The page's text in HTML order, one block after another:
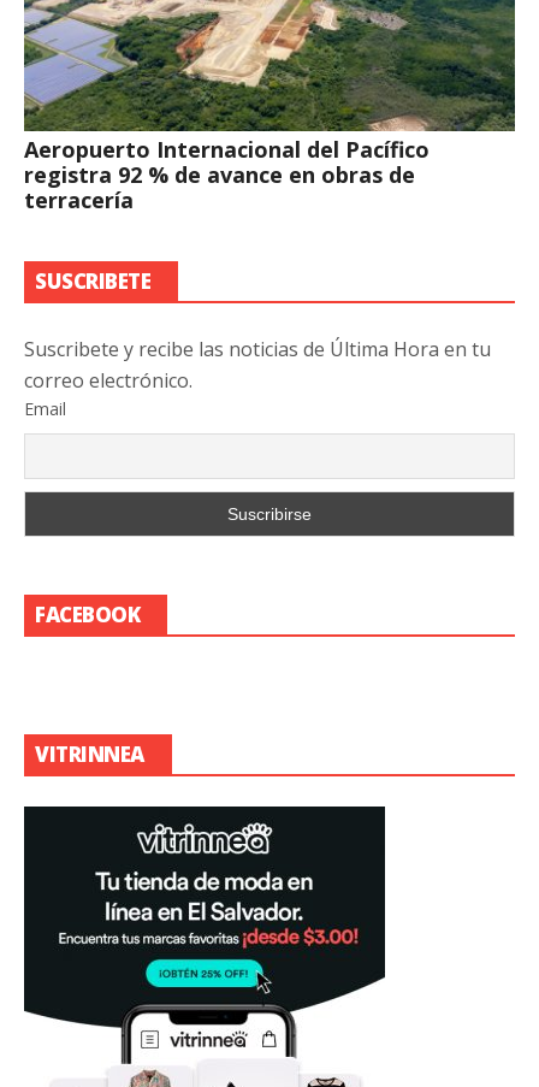
Aeropuerto Internacional del Pacífico
registra 92 % de avance en obras de
terracería
SUSCRIBETE
Suscribete y recibe las noticias de Última Hora en tu
correo electrónico.
Email
FACEBOOK
VITRINNEA